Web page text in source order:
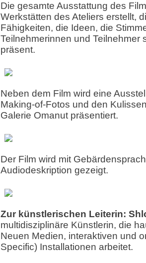
Die gesamte Ausstattung des
Werkstätten des Ateliers erstellt,
Fähigkeiten, die Ideen, die
Teilnehmerinnen und Teilnehmer
präsent.
Neben dem Film wird eine
Making-of-Fotos und den
Galerie Omanut präsentiert.
Der Film wird mit
Audiodeskription gezeigt.
Zur künstlerischen Leiterin:
multidisziplinäre Künstlerin, die
Neuen Medien, interaktiven und
Specific) Installationen arbeitet.